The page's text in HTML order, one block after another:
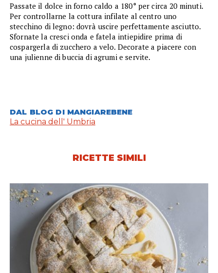
Passate il dolce in forno caldo a 180° per circa 20 minuti.
Per controllarne la cottura infilate al centro uno
stecchino di legno: dovrà uscire perfettamente asciutto.
Sfornate la cresci onda e fatela intiepidire prima di
cospargerla di zucchero a velo. Decorate a piacere con
una julienne di buccia di agrumi e servite.
DAL BLOG DI MANGIAREBENE
La cucina dell' Umbria
RICETTE SIMILI